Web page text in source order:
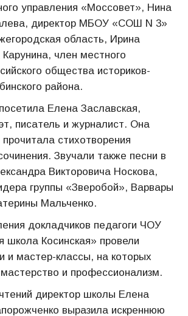
управления «Моссовет», Нина
директор МБОУ «СОШ N 3»
область, Ирина
член местного
общества историков-
района.
Елена Заславская,
писатель и журналист. Она
прочитала стихотворения
Звучали также песни в
Викторовича Носкова,
группы «Зверобой», Варвары
Мальченко.
докладчиков педагоги ЧОУ
школа Косинская» провели
и мастер-классы, на которых
и профессионализм.
директор школы Елена
выразила искреннюю